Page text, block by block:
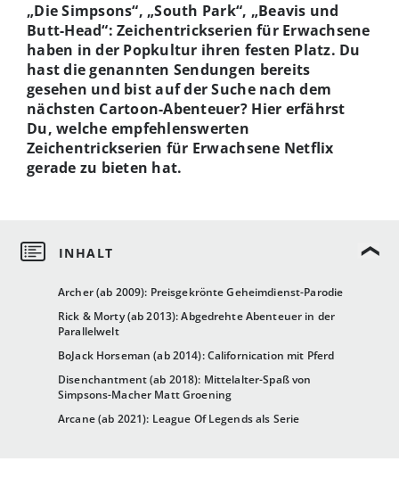
Archer (ab 2009): Preisgekrönte Geheimdienst-Parodie
Rick & Morty (ab 2013): Abgedrehte Abenteuer in der
Parallelwelt
BoJack Horseman (ab 2014): Californication mit Pferd
Disenchantment (ab 2018): Mittelalter-Spaß von
Simpsons-Macher Matt Groening
Arcane (ab 2021): League Of Legends als Serie
„Die Simpsons“, „South Park“, „Beavis und
Butt-Head“: Zeichentrickserien für Erwachsene
haben in der Popkultur ihren festen Platz. Du
hast die genannten Sendungen bereits
gesehen und bist auf der Suche nach dem
nächsten Cartoon-Abenteuer? Hier erfährst
Du, welche empfehlenswerten
Zeichentrickserien für Erwachsene Netflix
gerade zu bieten hat.